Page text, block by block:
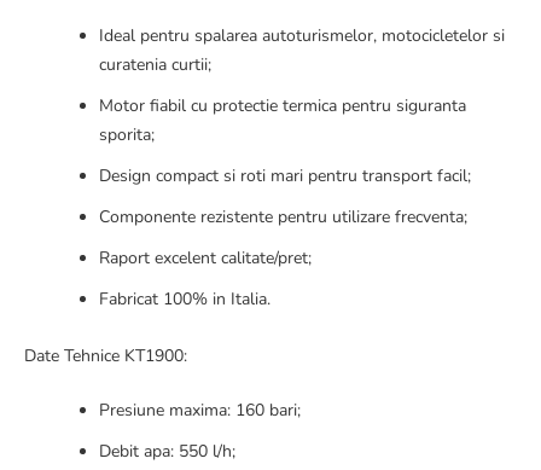
Ideal pentru spalarea autoturismelor, motocicletelor si
curatenia curtii;
Motor fiabil cu protectie termica pentru siguranta
sporita;
Design compact si roti mari pentru transport facil;
Componente rezistente pentru utilizare frecventa;
Raport excelent calitate/pret;
Fabricat 100% in Italia.
Date Tehnice KT1900:
Presiune maxima: 160 bari;
Debit apa: 550 l/h;